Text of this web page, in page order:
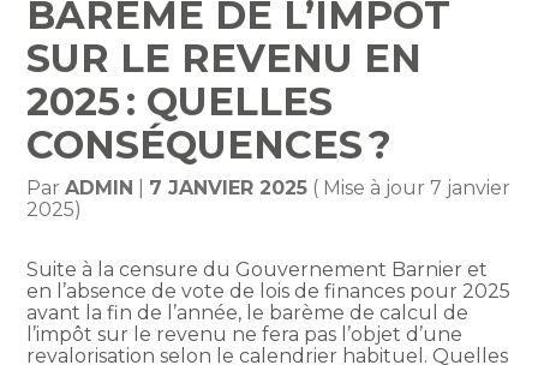
BARÈME DE L’IMPÔT
SUR LE REVENU EN
2025 : QUELLES
CONSÉQUENCES ?
ParADMIN 7 JANVIER 2025 ( Mise à jour 7 janvier
2025)
Suite à la censure du Gouvernement Barnier et
en l’absence de vote de lois de finances pour 2025
avant la fin de l’année, le barème de calcul de
l’impôt sur le revenu ne fera pas l’objet d’une
revalorisation selon le calendrier habituel. Quelles